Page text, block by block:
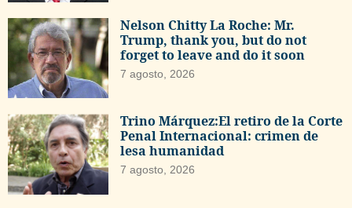
Nelson Chitty La Roche: Mr.
Trump, thank you, but do not
forget to leave and do it soon
7 agosto, 2026
Trino Márquez:El retiro de la Corte
Penal Internacional: crimen de
lesa humanidad
7 agosto, 2026